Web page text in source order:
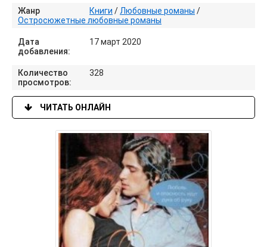
Жанр Книги / Любовные романы /
Остросюжетные любовные романы
Дата
добавления:
17 март 2020
Количество
просмотров:
328
ЧИТАТЬ ОНЛАЙН